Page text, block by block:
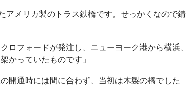
アメリカ製のトラス鉄橋です。せっかくなので錆
ロフォードが発注し、ニューヨーク港から横浜、
かっていたものです」
開通時には間に合わず、当初は木製の橋でした